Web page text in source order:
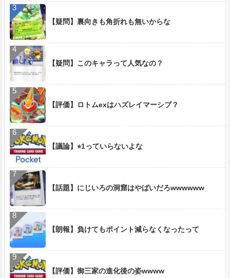
【疑問】裏向きも角折れも無いからな
【疑問】このキャラって人気なの？
【評価】ロトムexはハズレイマーシブ？
【議論】⭐︎1っていらないよな
【話題】にじいろの洞窟はやばいだろwwwwww
【朗報】負けてもポイント減らなくなったって
【評価】御三家の進化後の姿wwww